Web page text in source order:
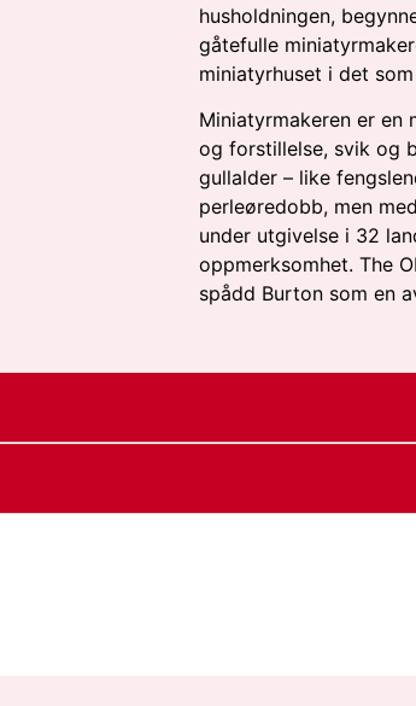
husholdningen,
gåtefulle
miniatyrhuset i det
Miniatyrmakeren er
og forstillelse, svik og
gullalder – like
perleøredobb, men
under utgivelse i 32
oppmerksomhet. The
spådd Burton som en